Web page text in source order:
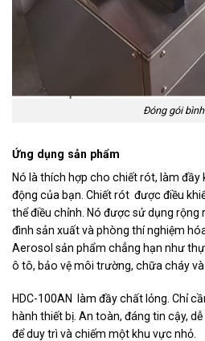
Đóng gói
Ứng dụng sản phẩm
Nó là thích hợp cho chiết rót, làm
động của bạn. Chiết rót được điều
thể điều chỉnh. Nó được sử dụng
đình sản xuất và phòng thí nghiệm
Aerosol sản phẩm chẳng hạn như
ô tô, bảo vệ môi trường, chữa cháy
HDC-100AN làm đầy chất lỏng. Chỉ
hành thiết bị. An toàn, đáng tin cậy,
để duy trì và chiếm một khu vực nhỏ.